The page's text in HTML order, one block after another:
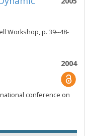
Workshop, p. 39--48-
2004
conference on